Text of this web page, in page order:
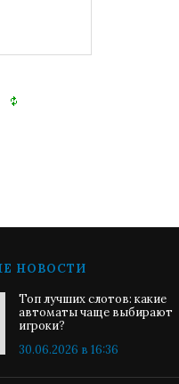
НОВОСТИ
Топ лучших слотов: какие
автоматы чаще выбирают
игроки?
30.06.2026 в 16:36